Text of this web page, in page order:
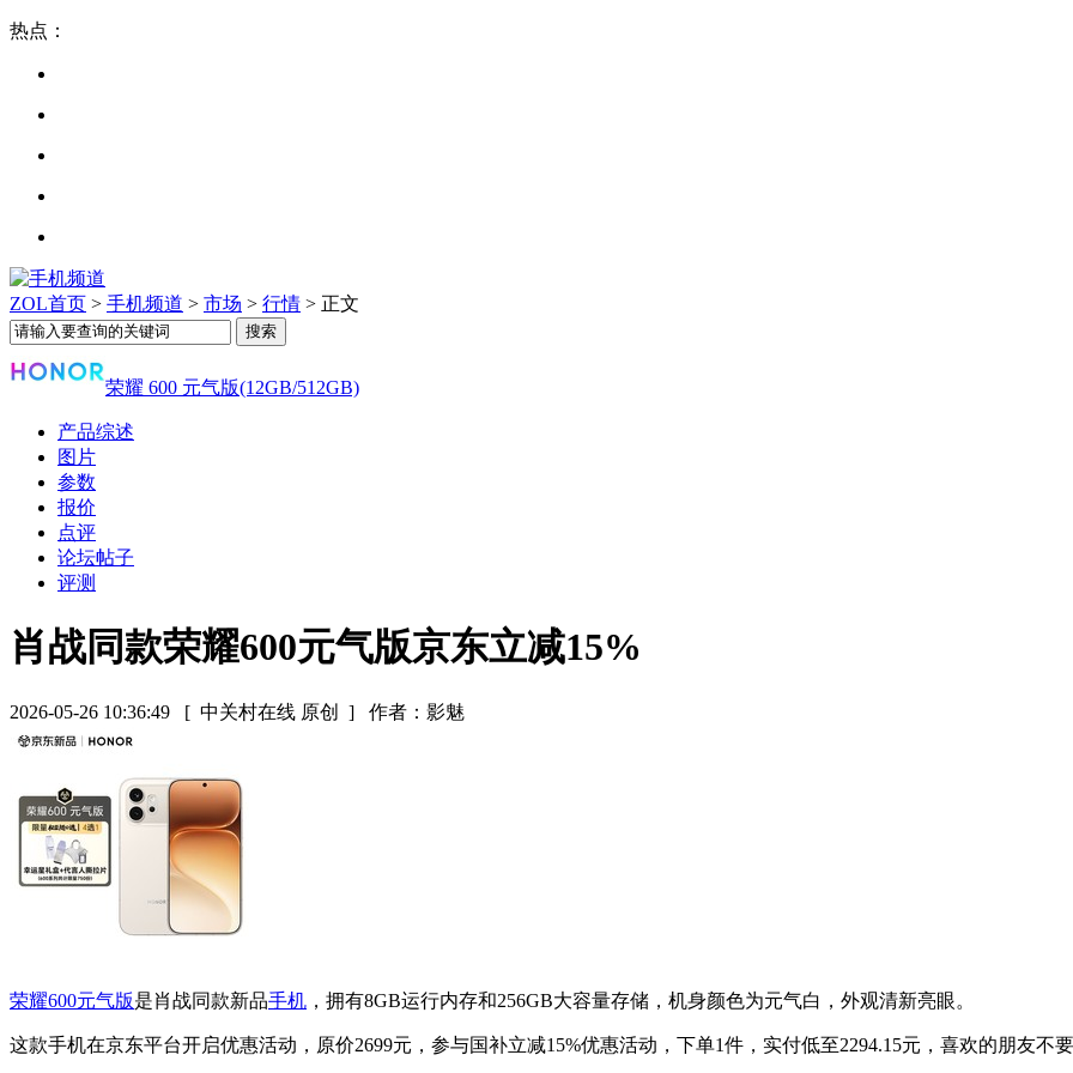
热点：
ZOL首页 > 手机频道 > 市场 > 行情 > 正文
荣耀 600 元气版(12GB/512GB)
产品综述
图片
参数
报价
点评
论坛帖子
评测
肖战同款荣耀600元气版京东立减15%
2026-05-26 10:36:49 [ 中关村在线 原创 ] 作者：影魅
荣耀600元气版是肖战同款新品手机 ，拥有8GB运行内存和256GB大容量存储，机身颜色为元气白，外观清新亮眼。
这款手机在京东平台开启优惠活动，原价2699元，参与国补立减15%优惠活动，下单1件，实付低至2294.15元，喜欢的朋友不